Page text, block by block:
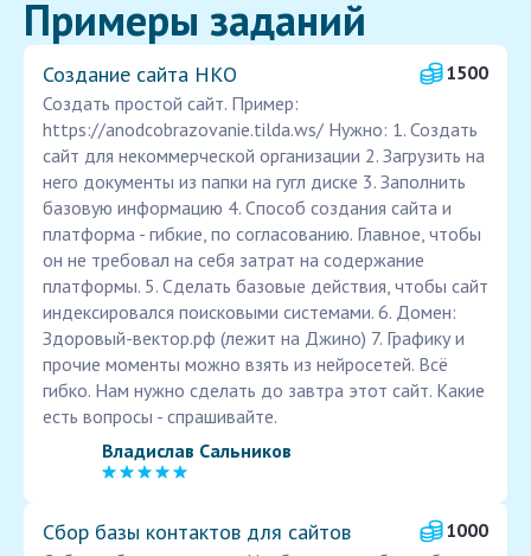
Примеры заданий
Создание сайта НКО
1500
Создать простой сайт. Пример:
https://anodcobrazovanie.tilda.ws/ Нужно: 1. Создать
сайт для некоммерческой организации 2. Загрузить на
него документы из папки на гугл диске 3. Заполнить
базовую информацию 4. Способ создания сайта и
платформа - гибкие, по согласованию. Главное, чтобы
он не требовал на себя затрат на содержание
платформы. 5. Сделать базовые действия, чтобы сайт
индексировался поисковыми системами. 6. Домен:
Здоровый-вектор.рф (лежит на Джино) 7. Графику и
прочие моменты можно взять из нейросетей. Всё
гибко. Нам нужно сделать до завтра этот сайт. Какие
есть вопросы - спрашивайте.
Владислав Сальников
Сбор базы контактов для сайтов
1000